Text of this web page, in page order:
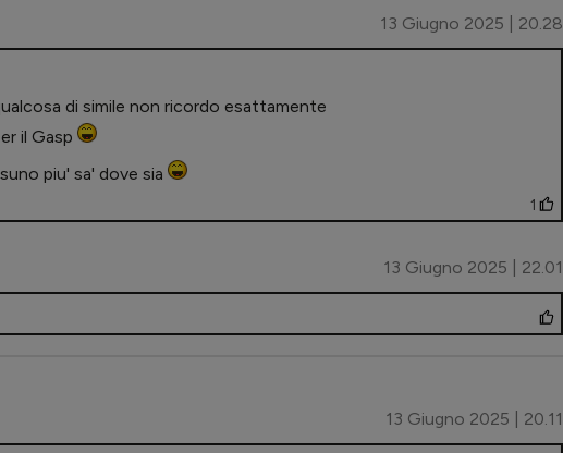
13 Giugno 2025 | 20.28
di simile non ricordo esattamente
il Gasp
piu' sa' dove sia
1
13 Giugno 2025 | 22.01
13 Giugno 2025 | 20.11